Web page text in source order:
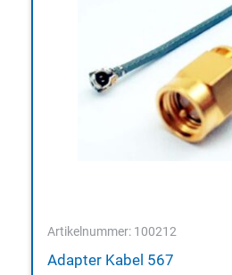
Artikelnummer: 100212
Adapter Kabel 567